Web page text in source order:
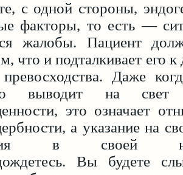
с одной стороны,
факторы, то есть —
жалобы. Пациент
что и подталкивает его
Даже
выводит на свет
это означает
а указание на
в своей
Вы будете